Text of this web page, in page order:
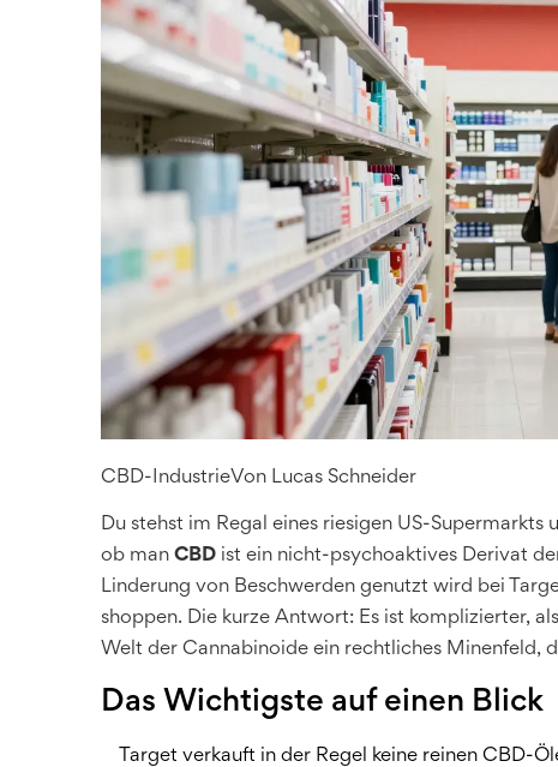
CBD-IndustrieVon Lucas Schneider
Du stehst im Regal eines riesigen US-
ob man CBD ist ein nicht-psychoaktives Derivat
Linderung von Beschwerden genutzt wird bei
shoppen. Die kurze Antwort: Es ist komplizierter,
Welt der Cannabinoide ein rechtliches Minenfeld,
Das Wichtigste auf einen Blick
Target verkauft in der Regel keine reinen CBD-